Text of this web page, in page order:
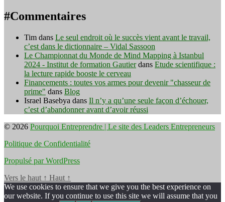
#Commentaires
Tim dans Le seul endroit où le succès vient avant le travail,
c’est dans le dictionnaire – Vidal Sassoon
Le Championnat du Monde de Mind Mapping à Istanbul
2024 - Institut de formation Gautierdans Etude scientifique :
la lecture rapide booste le cerveau
Financements : toutes vos armes pour devenir "chasseur de
prime" dans Blog
Israel Basebya dans Il n’y a qu’une seule façon d’échouer,
c’est d’abandonner avant d’avoir réussi
© 2026 Pourquoi Entreprendre | Le site des Leaders Entrepreneurs
Politique de Confidentialité
Propulsé par WordPress
Vers le haut ↑ Haut ↑
We use cookies to ensure that we give you the best experience on
our website. If you continue to use this site we will assume that you